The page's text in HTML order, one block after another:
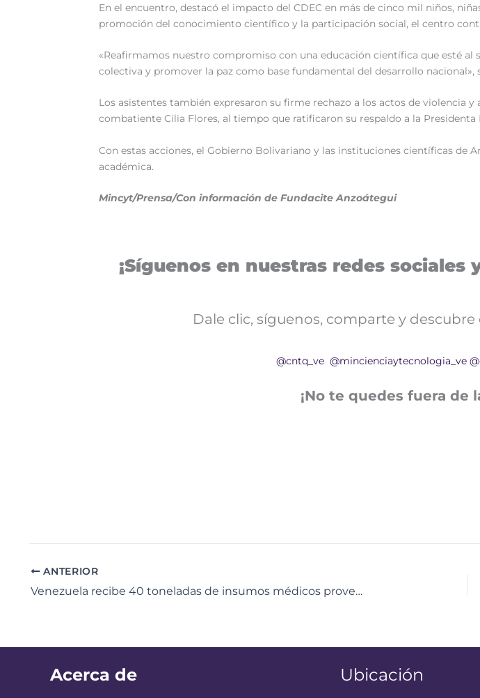
En el encuentro, destacó el impacto del CDEC en más de cinco mil niños,
promoción del conocimiento científico y la participación social, el centro
«Reafirmamos nuestro compromiso con una educación científica que esté
colectiva y promover la paz como base fundamental del desarrollo nacional»,
Los asistentes también expresaron su firme rechazo a los actos de violencia
combatiente Cilia Flores, al tiempo que ratificaron su respaldo a la Presidenta
Con estas acciones, el Gobierno Bolivariano y las instituciones científicas de
académica.
Mincyt/Prensa/Con información de Fundacite Anzoátegui
¡Síguenos en nuestras redes
Dale clic, síguenos, comparte y
@cntq_ve @mincienciaytecnologia_ve
¡No te quedes fuera de
ANTERIOR
Venezuela recibe 40 toneladas de insumos médicos provenientes de Brasil que garantizan atención a pacientes renales
Acerca de Ubicación